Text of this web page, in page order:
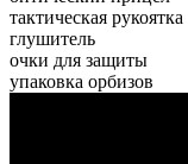
тактическая рукоятка
глушитель
очки для защиты
упаковка орбизов